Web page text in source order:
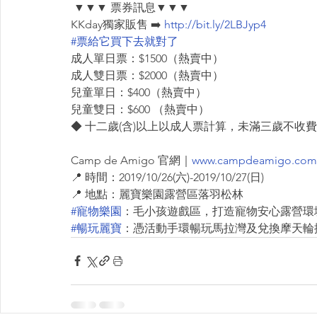
▼▼▼ 票券訊息▼▼▼
KKday獨家販售 ➡️ http://bit.ly/2LBJyp4
#票給它買下去就對了
成人單日票：$1500（熱賣中）
成人雙日票：$2000（熱賣中）
兒童單日：$400（熱賣中）
兒童雙日：$600 （熱賣中）
◆ 十二歲(含)以上以成人票計算，未滿三歲不收費
Camp de Amigo 官網｜ www.campdeamigo.com
📍 時間：2019/10/26(六)-2019/10/27(日)
📍 地點：麗寶樂園露營區落羽松林
#寵物樂園 ：毛小孩遊戲區，打造寵物安心露營
#暢玩麗寶 ：憑活動手環暢玩馬拉灣及兌換摩天